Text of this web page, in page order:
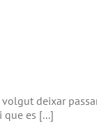
deixar
que es [...]